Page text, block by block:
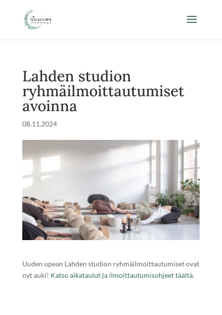
Lahden studion
ryhmäilmoittautumiset
avoinna
08.11.2024
Uuden upean Lahden studion ryhmäilmoittautumiset ovat
nyt auki! Katso aikataulut ja ilmoittautumisohjeet täältä.